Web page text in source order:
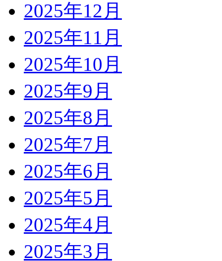
2025年12月
2025年11月
2025年10月
2025年9月
2025年8月
2025年7月
2025年6月
2025年5月
2025年4月
2025年3月